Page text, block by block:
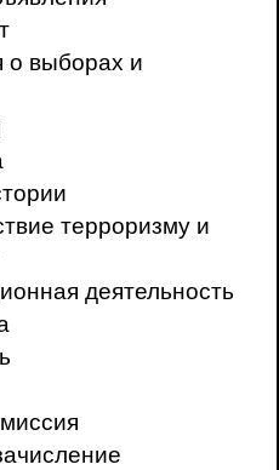
выборах и
терроризму и
деятельность